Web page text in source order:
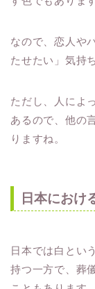
なので、恋人や
たせたい」気持
ただし、人によ
あるので、他の
りますね。
日本におけ
日本では白とい
持つ一方で、葬